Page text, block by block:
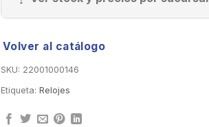
Volver al catálogo
SKU: 22001000146
Etiqueta: Relojes